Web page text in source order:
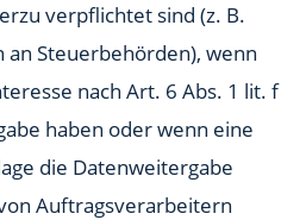
verpflichtet sind (z. B.
Steuerbehörden), wenn
nach Art. 6 Abs. 1 lit. f
haben oder wenn eine
die Datenweitergabe
Auftragsverarbeitern